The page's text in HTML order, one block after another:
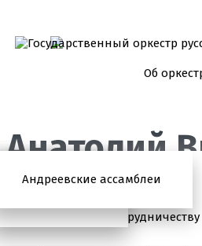
Об
История
Состав
Анонсы
Фото
Школьный абонемент
Приглашаем к сотрудничеству
2026 год
Андреевские ассамблеи
Анатолий